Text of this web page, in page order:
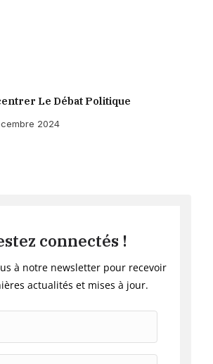
Le Débat Politique
2024
connectés !
à notre newsletter pour recevoir
actualités et mises à jour.